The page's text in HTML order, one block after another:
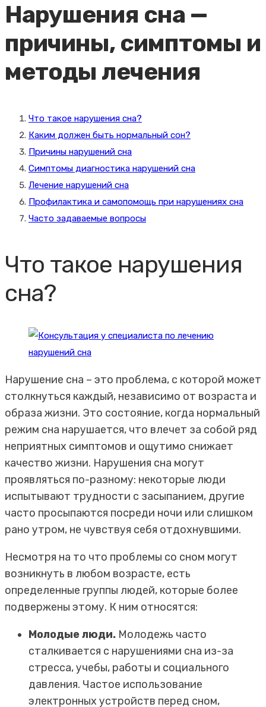
Нарушения сна —
причины, симптомы и
методы лечения
Что такое нарушения сна?
Каким должен быть нормальный сон?
Причины нарушений сна
Симптомы диагностика нарушений сна
Лечение нарушений сна
Профилактика и самопомощь при нарушениях сна
Часто задаваемые вопросы
Что такое нарушения
сна?
Нарушение сна – это проблема, с которой может
столкнуться каждый, независимо от возраста и
образа жизни. Это состояние, когда нормальный
режим сна нарушается, что влечет за собой ряд
неприятных симптомов и ощутимо снижает
качество жизни. Нарушения сна могут
проявляться по-разному: некоторые люди
испытывают трудности с засыпанием, другие
часто просыпаются посреди ночи или слишком
рано утром, не чувствуя себя отдохнувшими.
Несмотря на то что проблемы со сном могут
возникнуть в любом возрасте, есть
определенные группы людей, которые более
подвержены этому. К ним относятся:
Молодые люди. Молодежь часто
сталкивается с нарушениями сна из-за
стресса, учебы, работы и социального
давления. Частое использование
электронных устройств перед сном,